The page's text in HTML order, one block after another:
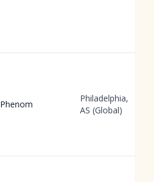
Phenom
Philadelphia,
AS (Global)